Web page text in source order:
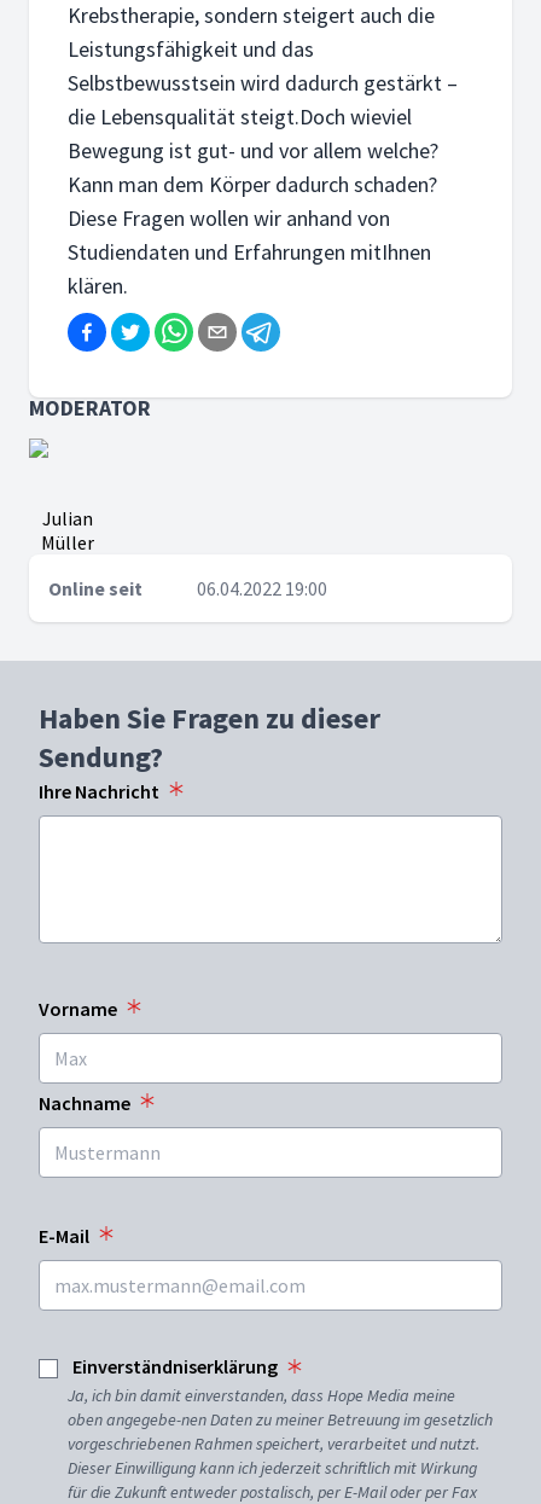
Krebstherapie, sondern steigert auch die
Leistungsfähigkeit und das
Selbstbewusstsein wird dadurch gestärkt –
die Lebensqualität steigt.Doch wieviel
Bewegung ist gut- und vor allem welche?
Kann man dem Körper dadurch schaden?
Diese Fragen wollen wir anhand von
Studiendaten und Erfahrungen mitIhnen
klären.
MODERATOR
Julian
Müller
Online seit
06.04.2022 19:00
Haben Sie Fragen zu dieser
Sendung?
Ihre Nachricht
Vorname
Nachname
E-Mail
Einverständniserklärung
Ja, ich bin damit einverstanden, dass Hope Media meine
oben angegebe-nen Daten zu meiner Betreuung im gesetzlich
vorgeschriebenen Rahmen speichert, verarbeitet und nutzt.
Dieser Einwilligung kann ich jederzeit schriftlich mit Wirkung
für die Zukunft entweder postalisch, per E-Mail oder per Fax